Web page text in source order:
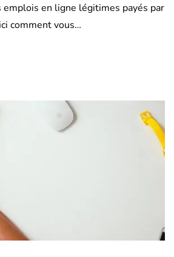
emplois en ligne légitimes payés par
comment vous…